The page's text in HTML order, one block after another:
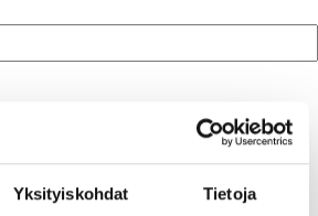
Yksityiskohdat Tietoja